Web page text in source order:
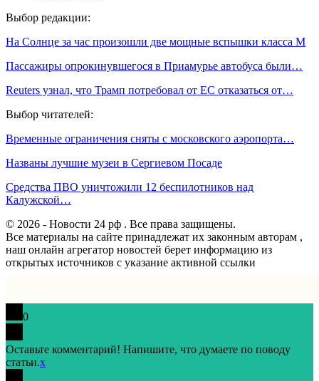
Выбор редакции:
На Солнце за час произошли две мощные вспышки класса М
Пассажиры опрокинувшегося в Приамурье автобуса были…
Reuters узнал, что Трамп потребовал от ЕС отказаться от…
Выбор читателей:
Временные ограничения сняты с московского аэропорта…
Названы лучшие музеи в Сергиевом Посаде
Средства ПВО уничтожили 12 беспилотников над
Калужской…
© 2026 - Новости 24 рф . Все права защищены.
Все материалы на сайте принадлежат их законным авторам ,
наш онлайн агрегатор новостей берет информацию из
открытых источников с указание активной ссылки
0
Оставьте комментарий! Напишите, что думаете по поводу
статьи.x